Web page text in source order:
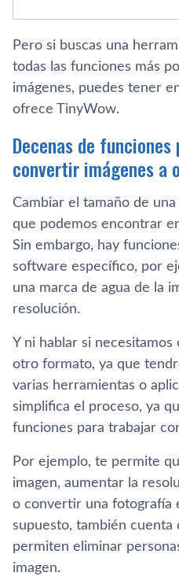
Pero si buscas una
todas las funciones más
imágenes, puedes tener
ofrece TinyWow.
Decenas de
convertir imágenes a
Cambiar el tamaño de
que podemos encontrar
Sin embargo, hay
software específico, por
una marca de agua de la
resolución.
Y ni hablar si
otro formato, ya que
varias herramientas o
simplifica el proceso, ya
funciones para trabajar
Por ejemplo, te permite
imagen, aumentar la
o convertir una fotografía
supuesto, también cuenta
permiten eliminar
imagen.